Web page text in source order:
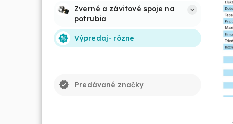
Zverné a závitové spoje na
potrubia
Výpredaj- rôzne
verified Predávané značky